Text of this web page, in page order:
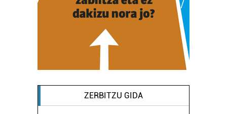
ZERBITZU GIDA